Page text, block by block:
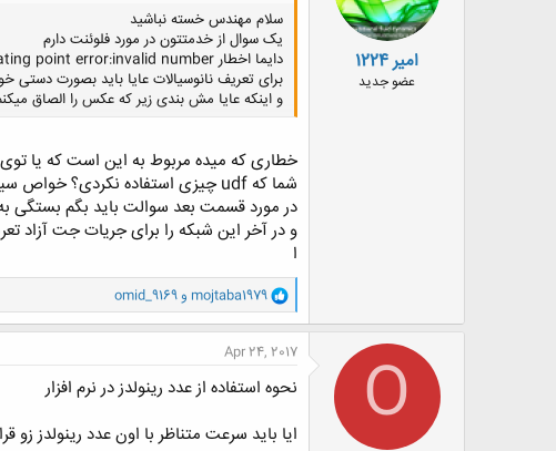
امیر 1224
عضو جدید
سلام مهندس خسته نباشید
یک سوال از خدمتتون در مورد فلوئنت دارم
دایما اخطار floating point error:invalid number میده راه حل چیست؟
برای تعریف نانوسیالات عایا باید بصورت دستی
و اینکه عایا مش بندی زیر که عکس را الصاق
خطاری که میده مربوط به این است که یا توی
شما که udf چیزی استفاده نکردی؟ خواص سیالت را چطوری تعریف کردی؟
در مورد قسمت بعد سوالت باید بگم بستگی به
و در آخر این شبکه را برای جریات جت آزاد
ا
و
ا
ک
ش
ه
ا
mojtaba1979 و omid_9169
O
Apr 24, 2017
نحوه استفاده از عدد رینولدز در نرم افزار
ایا باید سرعت متناظر با اون عدد رینولدز زو